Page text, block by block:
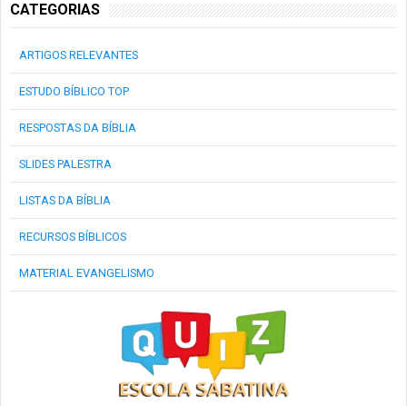
CATEGORIAS
ARTIGOS RELEVANTES
ESTUDO BÍBLICO TOP
RESPOSTAS DA BÍBLIA
SLIDES PALESTRA
LISTAS DA BÍBLIA
RECURSOS BÍBLICOS
MATERIAL EVANGELISMO